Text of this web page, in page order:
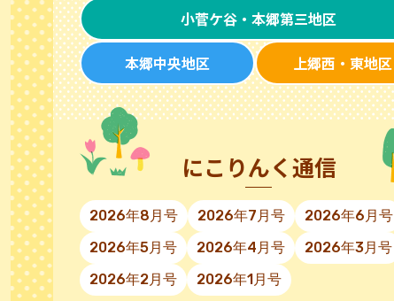
小菅ケ谷・本郷第三地区
本郷中央地区 上郷西・東地区
にこりんく通信
2026年8月号 2026年7月号
2026年6月号
2026年5月号
2026年4月号
2026年3月号
2026年2月号
2026年1月号